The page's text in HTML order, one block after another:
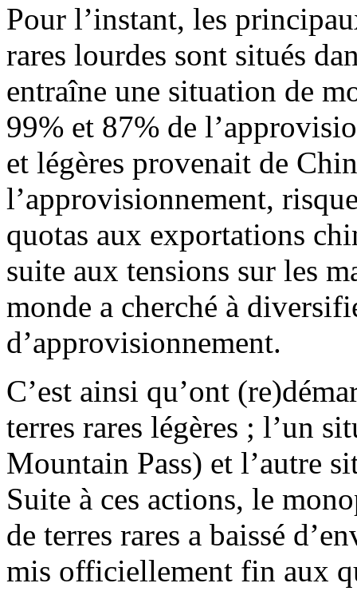
Pour l’instant, les
rares lourdes sont situés
entraîne une situation de
99% et 87% de
et légères provenait de
l’approvisionnement,
quotas aux exportations
suite aux tensions sur les
monde a cherché à
d’approvisionnement.
C’est ainsi qu’ont
terres rares légères ; l’un
Mountain Pass) et l’autre
Suite à ces actions, le
de terres rares a baissé
mis officiellement fin aux